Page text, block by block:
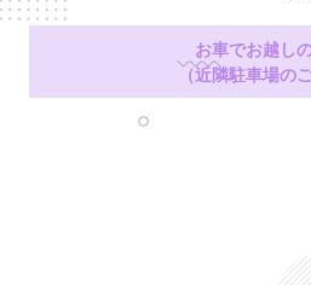
お車でお越し
（近隣駐車場の